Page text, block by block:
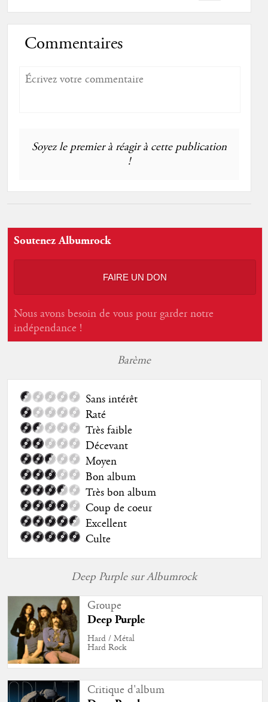
Commentaires
Soyez le premier à réagir à cette publication
!
Soutenez Albumrock
FAIRE UN DON
Nous avons besoin de vous pour garder notre
indépendance !
Barème
Sans intérêt
Raté
Très faible
Décevant
Moyen
Bon album
Très bon album
Coup de coeur
Excellent
Culte
Deep Purple sur Albumrock
Groupe
Deep Purple
Hard / Métal
Hard Rock
Critique d'album